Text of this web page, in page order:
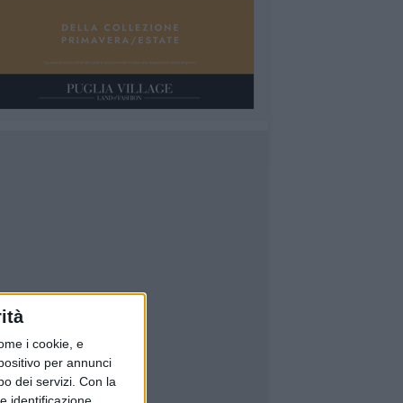
i cookie, e
per annunci
dei servizi. Con la